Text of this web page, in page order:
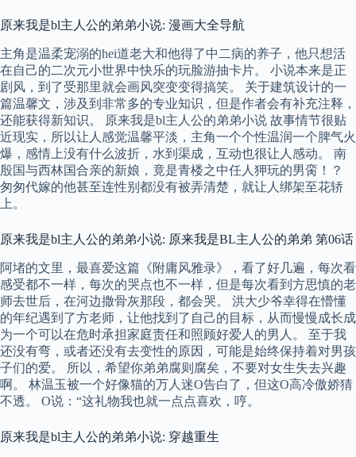
原来我是bl主人公的弟弟小说: 漫画大全导航
主角是温柔宠溺的hei道老大和他得了中二病的养子，他只想活
在自己的二次元小世界中快乐的玩脸游抽卡片。 小说本来是正
剧风，到了受那里就会画风突变变得搞笑。 关于建筑设计的一
篇温馨文，涉及到非常多的专业知识，但是作者会有补充注释，
还能获得新知识。 原来我是bl主人公的弟弟小说 故事情节很贴
近现实，所以让人感觉温馨平淡，主角一个个性温润一个脾气火
爆，感情上没有什么波折，水到渠成，互动也很让人感动。 南
殷国与西林国合亲的新娘，竟是青楼之中任人狎玩的男脔！？
匆匆代嫁的他甚至连性别都没有被弄清楚，就让人绑架至花轿
上。
原来我是bl主人公的弟弟小说: 原来我是BL主人公的弟弟 第06话
阿堵的文里，最喜爱这篇《附庸风雅录》，看了好几遍，每次看
感受都不一样，每次的哭点也不一样，但是每次看到方思慎的老
师去世后，在河边撒骨灰那段，都会哭。 洪大少爷幸得在懵懂
的年纪遇到了方老师，让他找到了自己的目标，从而慢慢成长成
为一个可以在危时承担家庭责任和照顾好爱人的男人。 至于我
还没有弯，或者还没有去变性的原因，可能是始终保持着对男孩
子们的爱。 所以，希望你弟弟腐则腐矣，不要对女生失去兴趣
啊。 林温玉被一个好像猫的万人迷O告白了，但这O高冷傲娇猜
不透。 O说：“这礼物我也就一点点喜欢，哼。
原来我是bl主人公的弟弟小说: 穿越重生